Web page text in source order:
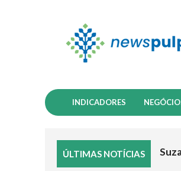
INDICADORES
ÚLTIMAS NOTÍCIAS